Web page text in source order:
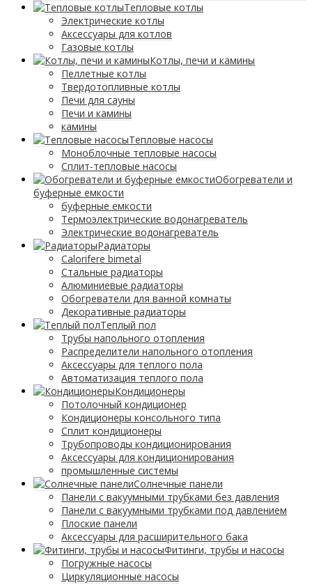
Тепловые котлы
Электрические котлы
Аксессуары для котлов
Газовые котлы
Котлы, печи и камины
Пеллетные котлы
Твердотопливные котлы
Печи для сауны
Печи и камины
камины
Тепловые насосы
Моноблочные тепловые насосы
Сплит-тепловые насосы
Обогреватели и
буферные емкости
буферные емкости
Термоэлектрические водонагреватель
Электрические водонагреватель
Радиаторы
Calorifere bimetal
Стальные радиаторы
Алюминиевые радиаторы
Обогреватели для ванной комнаты
Декоративные радиаторы
Tеплый пол
Трубы напольного отопления
Распределители напольного отопления
Аксессуары для теплого пола
Автоматизация теплого пола
Кондиционеры
Потолочный кондиционер
Кондиционеры консольного типа
Сплит кондиционеры
Трубопроводы кондиционирования
Аксессуары для кондиционирования
промышленные системы
Солнечные панели
Панели с вакуумными трубками без давления
Панели с вакуумными трубками под давлением
Плоские панели
Аксессуары для расширительного бака
Фитинги, трубы и насосы
Погружные насосы
Циркуляционные насосы